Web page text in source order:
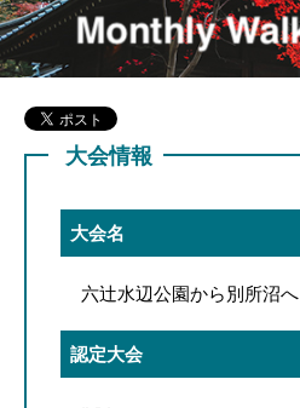
大会情報
大会名
六辻水辺公園から別所沼へ
認定大会